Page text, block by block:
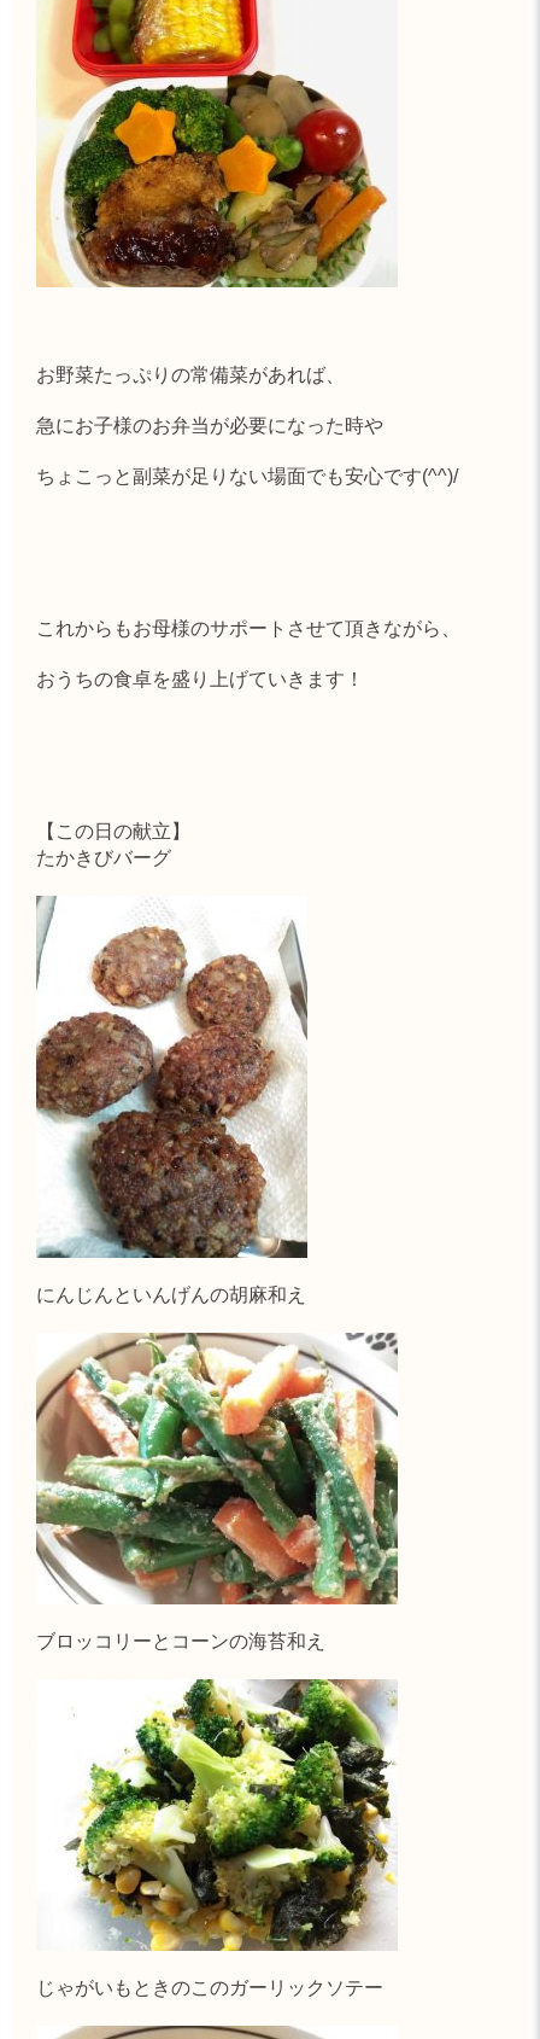
お野菜たっぷりの常備菜があれば、
急にお子様のお弁当が必要になった時や
ちょこっと副菜が足りない場面でも安心です(^^)/
これからもお母様のサポートさせて頂きながら、
おうちの食卓を盛り上げていきます！
【この日の献立】
たかきびバーグ
にんじんといんげんの胡麻和え
ブロッコリーとコーンの海苔和え
じゃがいもときのこのガーリックソテー